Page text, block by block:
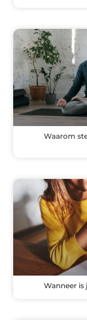
Waarom
Wanneer